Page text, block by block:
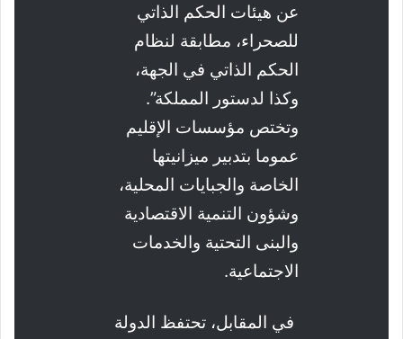
عن هيئات الحكم الذاتي
للصحراء، مطابقة لنظام
الحكم الذاتي في الجهة،
وكذا لدستور المملكة”.
وتختص مؤسسات الإقليم
عموما بتدبير ميزانيتها
الخاصة والجبايات المحلية،
وشؤون التنمية الاقتصادية
والبنى التحتية والخدمات
الاجتماعية.
في المقابل، تحتفظ الدولة